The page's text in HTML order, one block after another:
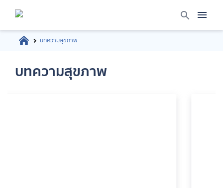
บทความสุขภาพ
บทความสุขภาพ